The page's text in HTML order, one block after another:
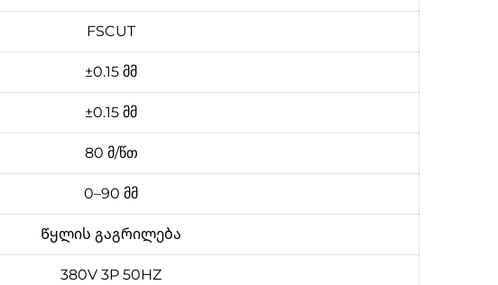
FSCUT
±0.15 მმ
±0.15 მმ
80 მ/წთ
0–90 მმ
Წყლის გაგრილება
380V 3P 50HZ